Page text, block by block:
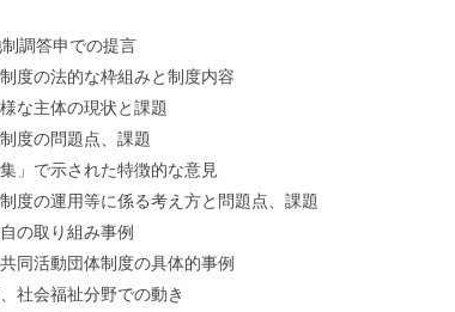
調答申での提言
度の法的な枠組みと制度内容
な主体の現状と課題
度の問題点、課題
」で示された特徴的な意見
度の運用等に係る考え方と問題点、課題
の取り組み事例
同活動団体制度の具体的事例
社会福祉分野での動き